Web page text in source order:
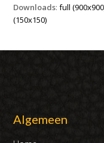
Downloads:full
(150x150)
Algemeen